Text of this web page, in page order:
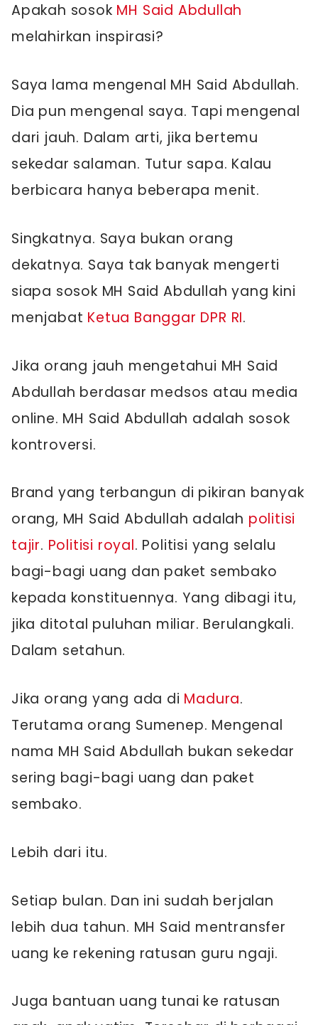
Apakah sosok MH Said Abdullah
melahirkan inspirasi?
Saya lama mengenal MH Said Abdullah.
Dia pun mengenal saya. Tapi mengenal
dari jauh. Dalam arti, jika bertemu
sekedar salaman. Tutur sapa. Kalau
berbicara hanya beberapa menit.
Singkatnya. Saya bukan orang
dekatnya. Saya tak banyak mengerti
siapa sosok MH Said Abdullah yang kini
menjabat Ketua Banggar DPR RI.
Jika orang jauh mengetahui MH Said
Abdullah berdasar medsos atau media
online. MH Said Abdullah adalah sosok
kontroversi.
Brand yang terbangun di pikiran banyak
orang, MH Said Abdullah adalah politisi
tajir. Politisi royal. Politisi yang selalu
bagi-bagi uang dan paket sembako
kepada konstituennya. Yang dibagi itu,
jika ditotal puluhan miliar. Berulangkali.
Dalam setahun.
Jika orang yang ada di Madura.
Terutama orang Sumenep. Mengenal
nama MH Said Abdullah bukan sekedar
sering bagi-bagi uang dan paket
sembako.
Lebih dari itu.
Setiap bulan. Dan ini sudah berjalan
lebih dua tahun. MH Said mentransfer
uang ke rekening ratusan guru ngaji.
Juga bantuan uang tunai ke ratusan